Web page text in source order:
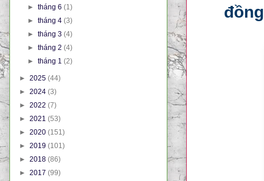
►tháng 6(1)
►tháng 4(3)
►tháng 3(4)
►tháng 2(4)
►tháng 1(2)
► 2025 (44)
► 2024 (3)
► 2022 (7)
► 2021 (53)
► 2020 (151)
► 2019 (101)
► 2018 (86)
► 2017 (99)